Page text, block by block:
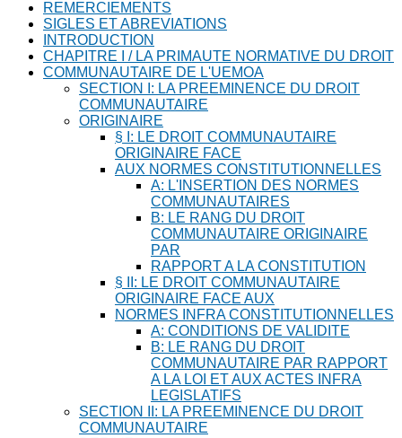
REMERCIEMENTS
SIGLES ET ABREVIATIONS
INTRODUCTION
CHAPITRE I / LA PRIMAUTE NORMATIVE DU DROIT
COMMUNAUTAIRE DE L'UEMOA
SECTION I: LA PREEMINENCE DU DROIT
COMMUNAUTAIRE
ORIGINAIRE
§ I: LE DROIT COMMUNAUTAIRE
ORIGINAIRE FACE
AUX NORMES CONSTITUTIONNELLES
A: L'INSERTION DES NORMES
COMMUNAUTAIRES
B: LE RANG DU DROIT
COMMUNAUTAIRE ORIGINAIRE
PAR
RAPPORT A LA CONSTITUTION
§ II: LE DROIT COMMUNAUTAIRE
ORIGINAIRE FACE AUX
NORMES INFRA CONSTITUTIONNELLES
A: CONDITIONS DE VALIDITE
B: LE RANG DU DROIT
COMMUNAUTAIRE PAR RAPPORT
A LA LOI ET AUX ACTES INFRA
LEGISLATIFS
SECTION II: LA PREEMINENCE DU DROIT
COMMUNAUTAIRE